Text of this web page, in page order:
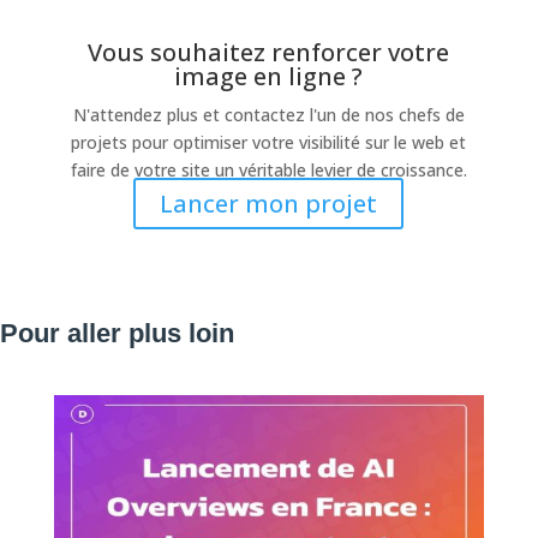
Vous souhaitez renforcer votre
image en ligne ?
N'attendez plus et contactez l'un de nos chefs de
projets pour optimiser votre visibilité sur le web et
faire de votre site un véritable levier de croissance.
Lancer mon projet
Pour aller plus loin